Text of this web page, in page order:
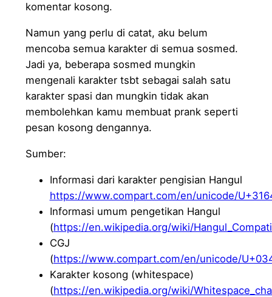
komentar kosong.
Namun yang perlu di catat, aku belum
mencoba semua karakter di semua sosmed.
Jadi ya, beberapa sosmed mungkin
mengenali karakter tsbt sebagai salah satu
karakter spasi dan mungkin tidak akan
membolehkan kamu membuat prank seperti
pesan kosong dengannya.
Sumber:
Informasi dari karakter pengisian Hangul
https://www.compart.com/en/unicode/
Informasi umum pengetikan Hangul
(https://en.wikipedia.org/wiki/
CGJ
(https://www.compart.com/en/unicode/
Karakter kosong (whitespace)
(https://en.wikipedia.org/wiki/